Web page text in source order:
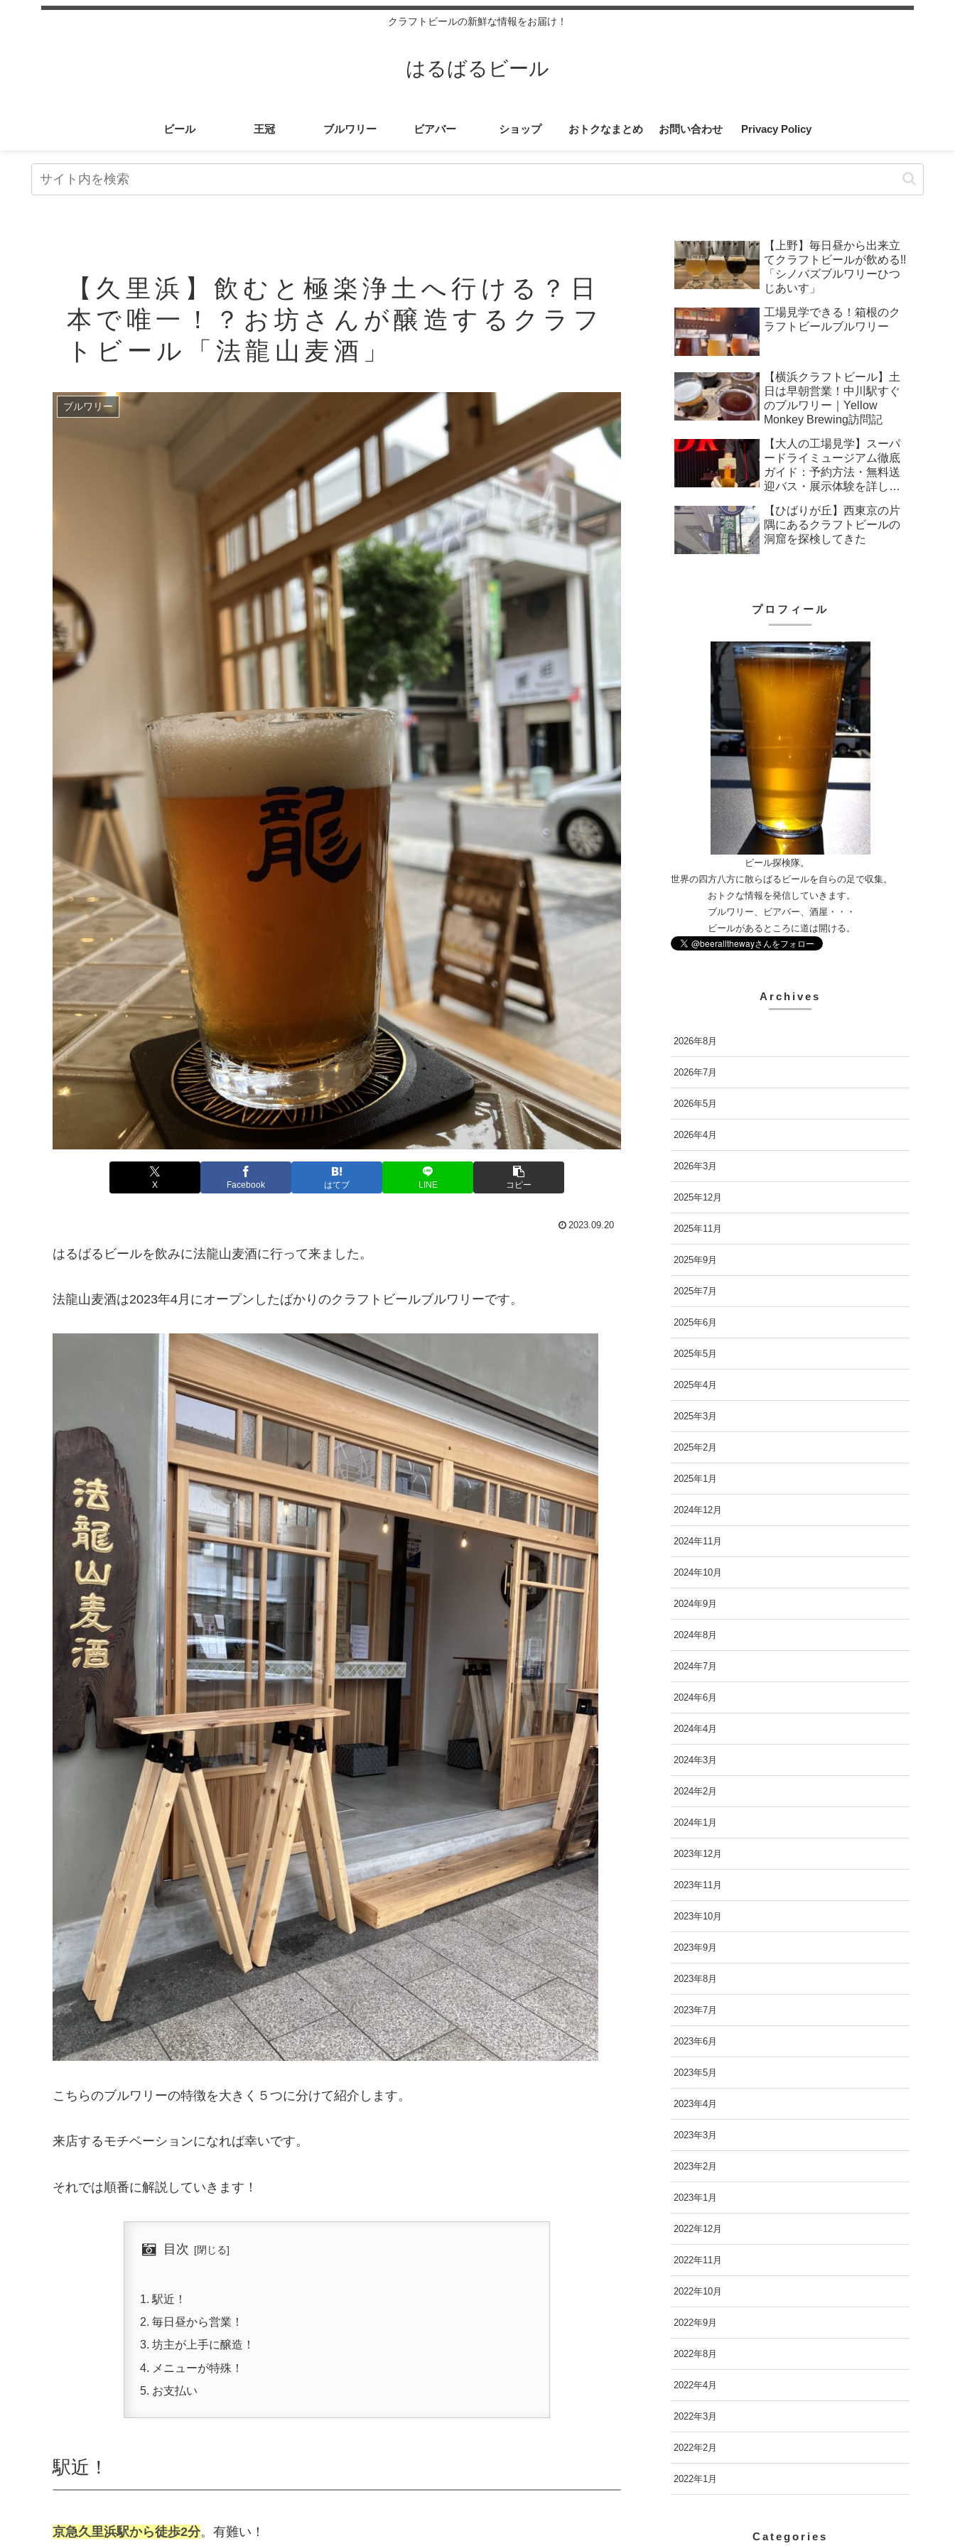
クラフトビールの新鮮な情報をお届け！
はるばるビール
ビール 王冠 ブルワリー ビアバー ショップ おトクなまとめ お問い合わせ Privacy Policy
【久里浜】飲むと極楽浄土へ行ける？日
本で唯一！？お坊さんが醸造するクラフ
トビール「法龍山麦酒」
ブルワリー
X Facebook はてブ LINE コピー
2023.09.20
はるばるビールを飲みに法龍山麦酒に行って来ました。
法龍山麦酒は2023年4月にオープンしたばかりのクラフトビールブルワリーです。
こちらのブルワリーの特徴を大きく５つに分けて紹介します。
来店するモチベーションになれば幸いです。
それでは順番に解説していきます！
目次
駅近！
毎日昼から営業！
坊主が上手に醸造！
メニューが特殊！
お支払い
駅近！
京急久里浜駅から徒歩2分。有難い！
【上野】毎日昼から出来立
てクラフトビールが飲める!!
「シノバズブルワリーひつ
じあいす」
工場見学できる！箱根のク
ラフトビールブルワリー
【横浜クラフトビール】土
日は早朝営業！中川駅すぐ
のブルワリー｜Yellow
Monkey Brewing訪問記
【大人の工場見学】スーパ
ードライミュージアム徹底
ガイド：予約方法・無料送
迎バス・展示体験を詳しく
【ひばりが丘】西東京の片
隅にあるクラフトビールの
洞窟を探検してきた
プロフィール
ビール探検隊。
世界の四方八方に散らばるビールを自らの足で収集。
おトクな情報を発信していきます。
ブルワリー、ビアバー、酒屋・
・・
ビールがあるところに道は開ける。
Archives
2026年8月
2026年7月
2026年5月
2026年4月
2026年3月
2025年12月
2025年11月
2025年9月
2025年7月
2025年6月
2025年5月
2025年4月
2025年3月
2025年2月
2025年1月
2024年12月
2024年11月
2024年10月
2024年9月
2024年8月
2024年7月
2024年6月
2024年4月
2024年3月
2024年2月
2024年1月
2023年12月
2023年11月
2023年10月
2023年9月
2023年8月
2023年7月
2023年6月
2023年5月
2023年4月
2023年3月
2023年2月
2023年1月
2022年12月
2022年11月
2022年10月
2022年9月
2022年8月
2022年4月
2022年3月
2022年2月
2022年1月
Categories